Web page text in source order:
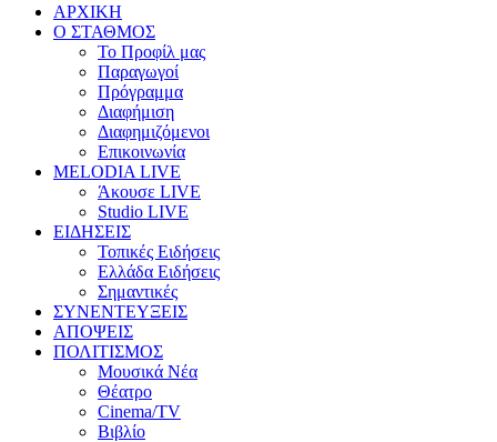
ΑΡΧΙΚΗ
Ο ΣΤΑΘΜΟΣ
Το Προφίλ μας
Παραγωγοί
Πρόγραμμα
Διαφήμιση
Διαφημιζόμενοι
Επικοινωνία
MELODIA LIVE
Άκουσε LIVE
Studio LIVE
ΕΙΔΗΣΕΙΣ
Τοπικές Ειδήσεις
Ελλάδα Ειδήσεις
Σημαντικές
ΣΥΝΕΝΤΕΥΞΕΙΣ
ΑΠΟΨΕΙΣ
ΠΟΛΙΤΙΣΜΟΣ
Μουσικά Νέα
Θέατρο
Cinema/TV
Βιβλίο